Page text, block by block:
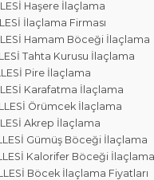
Haşere İlaçlama
İlaçlama Firması
Hamam Böceği İlaçlama
Tahta Kurusu İlaçlama
Pire İlaçlama
Karafatma İlaçlama
Örümcek İlaçlama
Akrep İlaçlama
Gümüş Böceği İlaçlama
Kalorifer Böceği İlaçlama
Böcek İlaçlama Fiyatları